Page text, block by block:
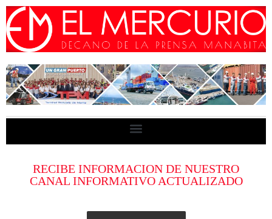
RECIBE INFORMACION DE NUESTRO
CANAL INFORMATIVO ACTUALIZADO